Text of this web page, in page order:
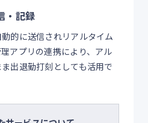
・記録
的に送信されリアルタイム
アプリの連携により、アル
出退勤打刻としても活用で